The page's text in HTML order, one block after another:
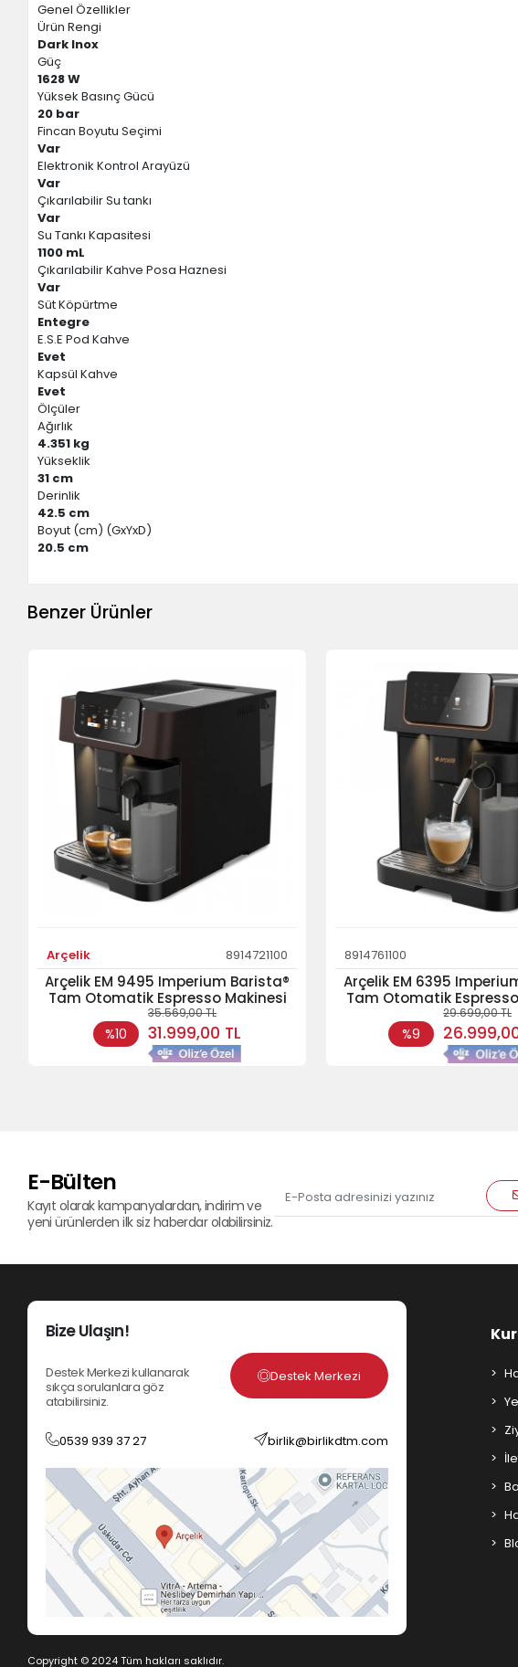
Genel Özellikler
Ürün Rengi
Dark Inox
Güç
1628 W
Yüksek Basınç Gücü
20 bar
Fincan Boyutu Seçimi
Var
Elektronik Kontrol Arayüzü
Var
Çıkarılabilir Su tankı
Var
Su Tankı Kapasitesi
1100 mL
Çıkarılabilir Kahve Posa Haznesi
Var
Süt Köpürtme
Entegre
E.S.E Pod Kahve
Evet
Kapsül Kahve
Evet
Ölçüler
Ağırlık
4.351 kg
Yükseklik
31 cm
Derinlik
42.5 cm
Boyut (cm) (GxYxD)
20.5 cm
Benzer Ürünler
Arçelik 8914721100
Arçelik EM 9495 Imperium Barista®
Tam Otomatik Espresso Makinesi
%10
35.569,00 TL
31.999,00 TL
8914761100
Arçelik EM 6395
Tam Otomatik
%9
29.699,00 TL
E-Bülten
Kayıt olarak kampanyalardan, indirim ve
yeni ürünlerden ilk siz haberdar olabilirsiniz.
Bize Ulaşın!
Destek Merkezi kullanarak
sıkça sorulanlara göz
atabilirsiniz.
Destek Merkezi
0539 939 37 27 birlik@birlikdtm.com
Copyright © 2024 Tüm hakları saklıdır.